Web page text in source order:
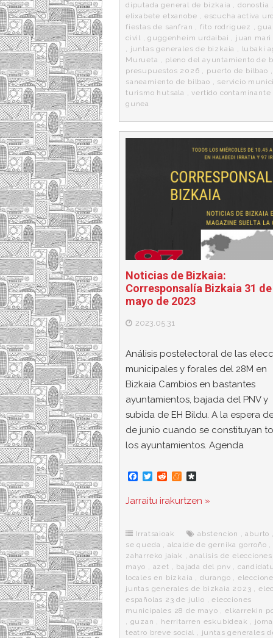
diputada general de bizkaia ,donostia ,
elixabete etxanobe , escucha activa
fiestas de sanfran , fito rodriguez ,
civil ,guggenheim urdaibai , juan mari
, juntas generales de bizkaia , lubaki
Murueta , pleno del ayuntamiento de
presupuestos 2026 , puerto de bilbao ,
saneamiento de bilbao , servicio
turismo hutsala ,vertido contaminante
gunea
Noticias de Bizkaia:
Corresponsalía Bizkaia 31 de
mayo de 2023
2023.05.31
Análisis postelectoral de las
municipales y forales del 28M en
Bizkaia Cambios en bastantes
ayuntamientos, bajada del PNV y
subida de EH Bildu. A la espera
de junio cuando se constituyan
los ayuntamientos. Agenda
F
e
o
k
T
t
r
R
d
d
M
n
e
e
s
r
a
Jarraitu irakurtzen »
Irratsaioak abstencion ,aburto ,
se queda , alcalde de gernika gorroño
zaharreko jaiak ,analisis de
mayo , azet , bajada del pnv ,
locales en bizkaia , durango ,
juntas generales de bizkaia 2023 ,
españolas 23 de julio ,elecciones
municipales 28 de mayo ,elkarrekin
, guzan , herritarren eskubideak ,
teatro breve social , juntas generales